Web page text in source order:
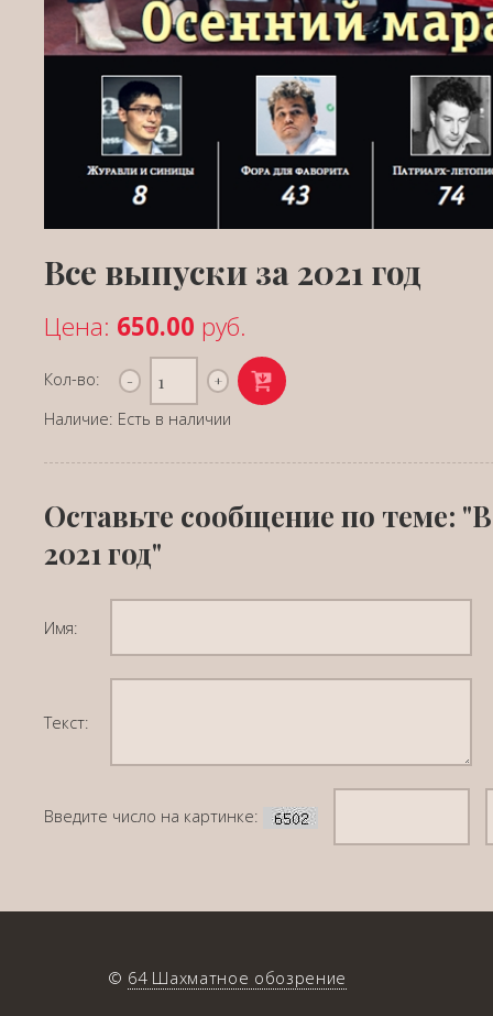
Все выпуски за 2021 год
Цена: 650.00 руб.
Кол-во:
Наличие: Есть в наличии
Оставьте сообщение по теме:
2021 год"
Имя:
Текст:
Введите число на картинке:
© 64 Шахматное обозрение